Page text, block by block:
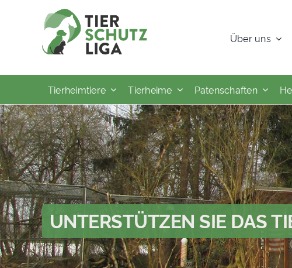
Über uns
Tierheimtiere Tierheime Patenschaften
UNTERSTÜTZEN SIE DAS